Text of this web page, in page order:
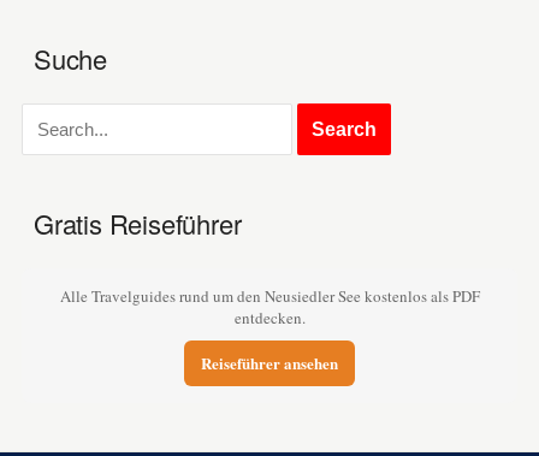
Suche
Gratis Reiseführer
Alle Travelguides rund um den Neusiedler See kostenlos als PDF
entdecken.
Reiseführer ansehen